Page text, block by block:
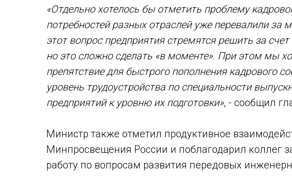
«Отдельно хотелось бы отметить проблему
потребностей разных отраслей уже перевалили за
этот вопрос предприятия стремятся решить за
но это сложно сделать «в моменте». При этом мы
препятствие для быстрого пополнения кадрового
уровень трудоустройства по специальности
предприятий к уровню их подготовки», - сообщил
Министр также отметил продуктивное
Минпросвещения России и поблагодарил коллег
работу по вопросам развития передовых